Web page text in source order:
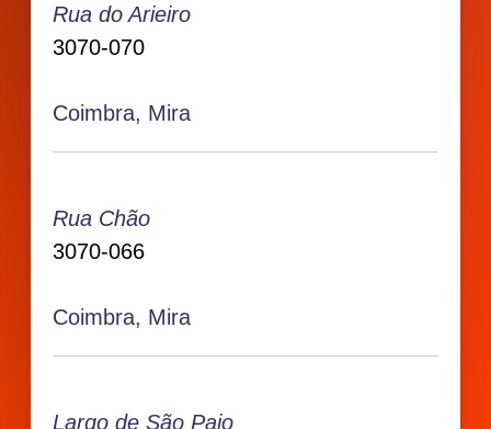
Rua do Arieiro
3070-070
Coimbra, Mira
Rua Chão
3070-066
Coimbra, Mira
Largo de São Paio